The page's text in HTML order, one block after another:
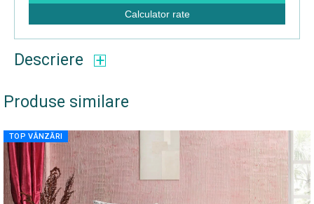
Calculator rate
Descriere
Produse similare
TOP VÂNZĂRI